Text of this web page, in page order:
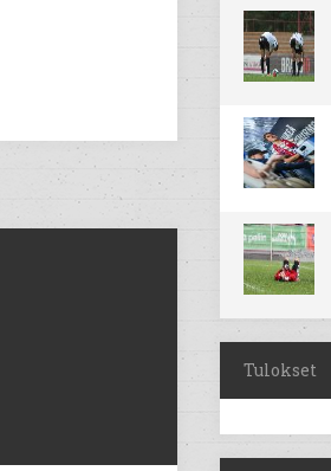
Tulokset